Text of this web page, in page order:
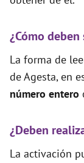
¿Cómo
La forma de
de Agesta, en
número entero
¿Deben
La activación